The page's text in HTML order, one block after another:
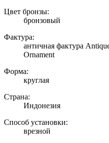
Цвет бронзы:
бронзовый
Фактура:
античная фактура
Ornament
Форма:
круглая
Страна:
Индонезия
Способ установки:
врезной